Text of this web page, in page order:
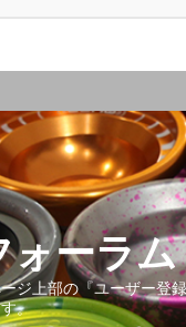
ーラ
ジ上部の『ユーザー登
。